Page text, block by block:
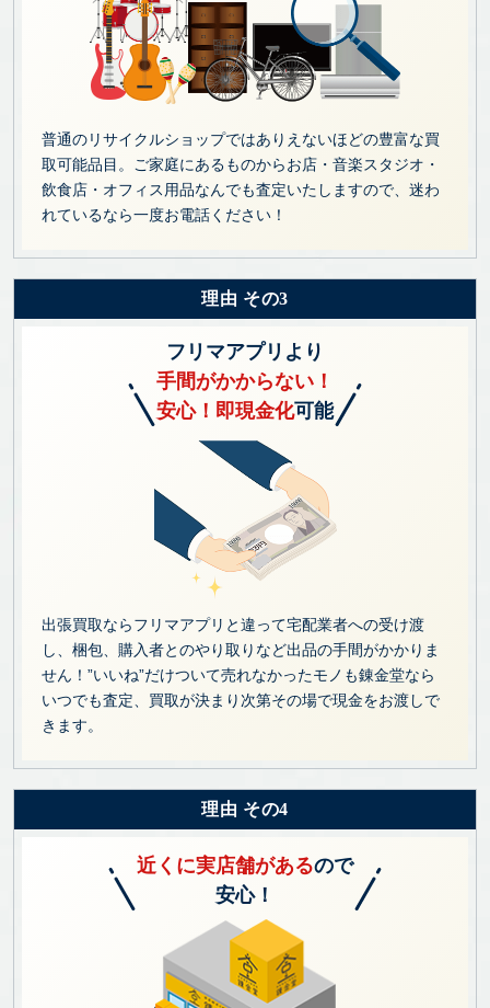
普通のリサイクルショップではありえないほどの豊富な買
取可能品目。ご家庭にあるものからお店・音楽スタジオ・
飲食店・オフィス用品なんでも査定いたしますので、迷わ
れているなら一度お電話ください！
理由 その3
フリマアプリより
手間がかからない！
安心！即現金化可能
出張買取ならフリマアプリと違って宅配業者への受け渡
し、梱包、購入者とのやり取りなど出品の手間がかかりま
せん！”いいね”だけついて売れなかったモノも錬金堂なら
いつでも査定、買取が決まり次第その場で現金をお渡しで
きます。
理由 その4
近くに実店舗があるので
安心！